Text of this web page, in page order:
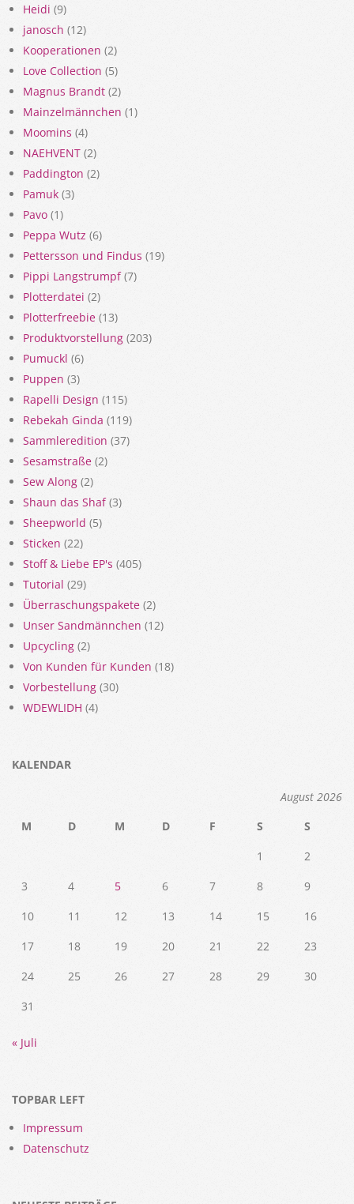
Heidi (9)
janosch (12)
Kooperationen (2)
Love Collection (5)
Magnus Brandt (2)
Mainzelmännchen (1)
Moomins (4)
NAEHVENT (2)
Paddington (2)
Pamuk (3)
Pavo (1)
Peppa Wutz (6)
Pettersson und Findus (19)
Pippi Langstrumpf(7)
Plotterdatei (2)
Plotterfreebie (13)
Produktvorstellung (203)
Pumuckl (6)
Puppen (3)
Rapelli Design (115)
Rebekah Ginda (119)
Sammleredition (37)
Sesamstraße (2)
Sew Along (2)
Shaun das Shaf(3)
Sheepworld (5)
Sticken (22)
Stoff & Liebe EP's (405)
Tutorial (29)
Überraschungspakete (2)
Unser Sandmännchen (12)
Upcycling (2)
Von Kunden für Kunden (18)
Vorbestellung (30)
WDEWLIDH (4)
KALENDAR
August 2026
M
D M D F S
S
1
2
3
4 5 6 7 8
9
10
11 12 13 14 15
16
17
18 19 20 21 22
23
24
25 26 27 28 29
30
31
« Juli
TOPBAR LEFT
Impressum
Datenschutz